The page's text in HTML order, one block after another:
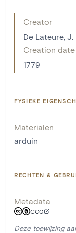
Creator
De Lateure, J.
Creation date
1779
FYSIEKE
Materialen
arduin
RECHTEN &
Metadata
CC0
Deze toewijzing